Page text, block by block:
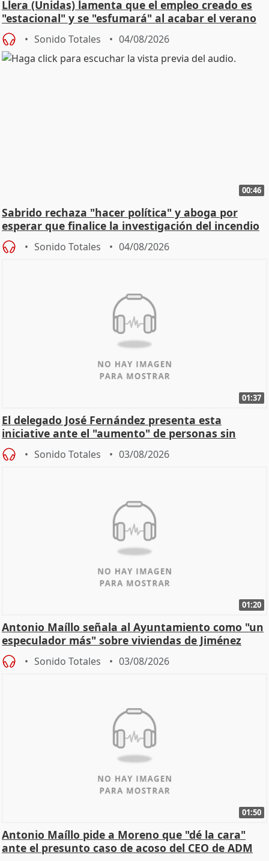
Llera (Unidas) lamenta que el empleo creado es
"estacional" y se "esfumará" al acabar el verano
Sonido Totales 04/08/2026
00:46
Sabrido rechaza "hacer política" y aboga por
esperar que finalice la investigación del incendio
Sonido Totales 04/08/2026
01:37
El delegado José Fernández presenta esta
iniciative ante el "aumento" de personas sin
hogar en Madri
Sonido Totales 03/08/2026
01:20
Antonio Maíllo señala al Ayuntamiento como "un
especulador más" sobre viviendas de Jiménez
Becerril
Sonido Totales 03/08/2026
01:50
Antonio Maíllo pide a Moreno que "dé la cara"
ante el presunto caso de acoso del CEO de ADM